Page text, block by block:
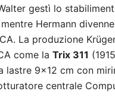
gestì lo
Hermann
La produzione
come la Trix 311
lastre 9×12 cm con
centrale